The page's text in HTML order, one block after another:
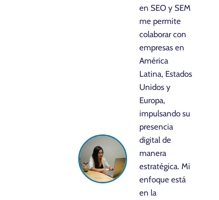
en SEO y SEM
me permite
colaborar con
empresas en
América
Latina, Estados
Unidos y
Europa,
impulsando su
presencia
digital de
manera
estratégica. Mi
enfoque está
en la